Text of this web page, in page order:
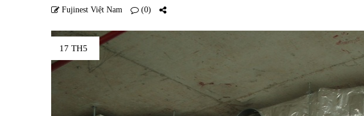
Fujinest Việt Nam (0)
17 TH5